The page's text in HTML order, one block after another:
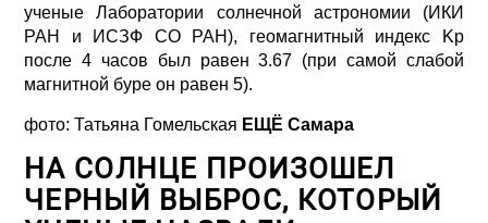
ученые Лаборатории солнечной астрономии (ИКИ
РАН и ИСЗФ СО РАН), геомагнитный индекс Kp
после 4 часов был равен 3.67 (при самой слабой
магнитной буре он равен 5).
фото: Татьяна Гомельская ЕЩЁ Самара
НА СОЛНЦЕ ПРОИЗОШЕЛ
ЧЕРНЫЙ ВЫБРОС, КОТОРЫЙ